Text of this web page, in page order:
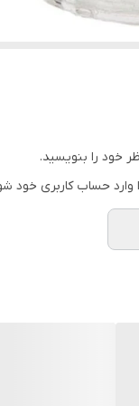
خود را بنویسید.
وارد حساب کاربری خود